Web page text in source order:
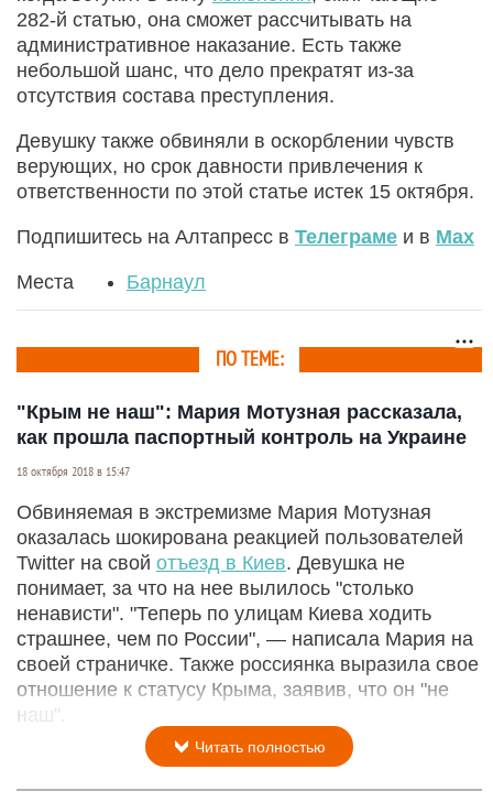
282-й статью, она сможет рассчитывать на
административное наказание. Есть также
небольшой шанс, что дело прекратят из-за
отсутствия состава преступления.
Девушку также обвиняли в оскорблении чувств
верующих, но срок давности привлечения к
ответственности по этой статье истек 15 октября.
Подпишитесь на Алтапресс в Телеграме и в Max
Места Барнаул
ПО ТЕМЕ:
"Крым не наш": Мария Мотузная рассказала,
как прошла паспортный контроль на Украине
18 октября 2018 в 15:47
Обвиняемая в экстремизме Мария Мотузная
оказалась шокирована реакцией пользователей
Twitter на свой отъезд в Киев. Девушка не
понимает, за что на нее вылилось "столько
ненависти". "Теперь по улицам Киева ходить
страшнее, чем по России", — написала Мария на
своей страничке. Также россиянка выразила свое
отношение к статусу Крыма, заявив, что он "не
наш".
Читать полностью